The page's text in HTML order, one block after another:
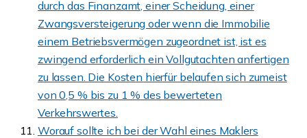
durch das Finanzamt, einer Scheidung, einer
Zwangsversteigerung oder wenn die Immobilie
einem Betriebsvermögen zugeordnet ist, ist es
zwingend erforderlich ein Vollgutachten anfertigen
zu lassen. Die Kosten hierfür belaufen sich zumeist
von 0,5 % bis zu 1 % des bewerteten
Verkehrswertes.
Worauf sollte ich bei der Wahl eines Maklers